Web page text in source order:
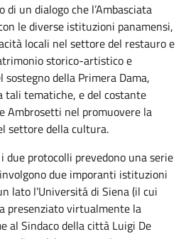
un dialogo che l’Ambasciata
le diverse istituzioni panamensi,
locali nel settore del restauro e
storico-artistico e
della Primera Dama,
tali tematiche, e del costante
Ambrosetti nel promuovere la
settore della cultura.
due protocolli prevedono una serie
due imporanti istituzioni
lato l’Universitá di Siena (il cui
presenziato virtualmente la
al Sindaco della città Luigi De